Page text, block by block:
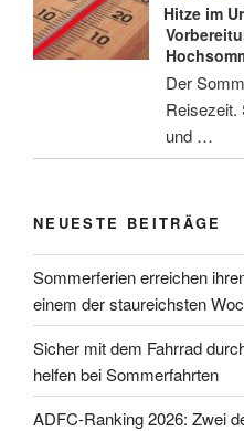
Hitze im
Der
Reisezeit.
und …
NEUESTE BEITRÄGE
Sommerferien erreichen
einem der staureichsten
Sicher mit dem Fahrrad
helfen bei Sommerfahrten
ADFC-Ranking 2026: Zwei